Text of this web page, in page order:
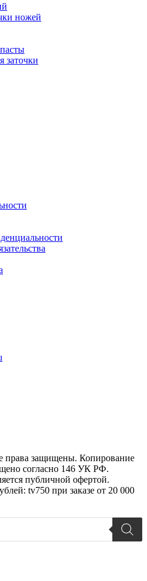
ножей
права защищены. Копирование
согласно 146 УК РФ.
публичной офертой.
tv750 при заказе от 20 000